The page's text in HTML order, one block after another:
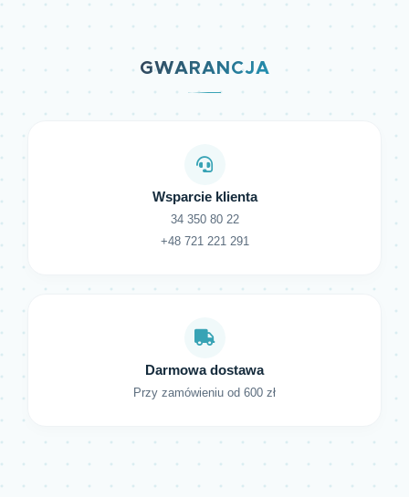
GWARANCJA
Wsparcie klienta
34 350 80 22
+48 721 221 291
Darmowa dostawa
Przy zamówieniu od 600 zł